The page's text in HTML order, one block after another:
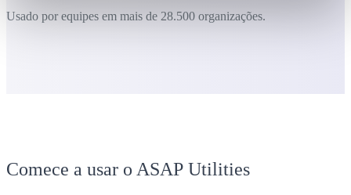
Usado por equipes em mais de 28.500 organizações.
Comece a usar o ASAP Utilities